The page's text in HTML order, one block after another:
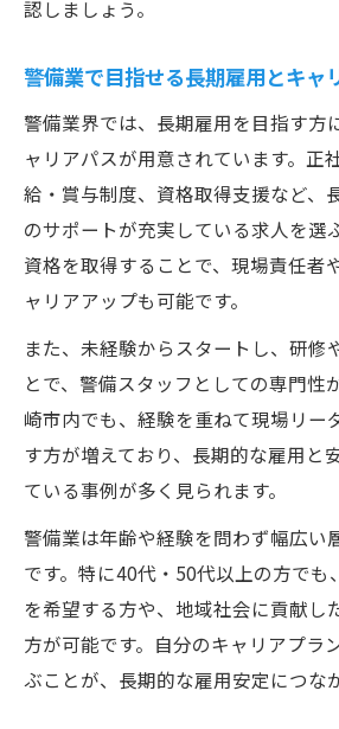
認しましょう。
警備業で目指せる長期雇用とキャ
警備業界では、長期雇用を目指す方
ャリアパスが用意されています。正
給・賞与制度、資格取得支援など、
のサポートが充実している求人を選
資格を取得することで、現場責任者
ャリアアップも可能です。
また、未経験からスタートし、研修
とで、警備スタッフとしての専門性
崎市内でも、経験を重ねて現場リー
す方が増えており、長期的な雇用と
ている事例が多く見られます。
警備業は年齢や経験を問わず幅広い
です。特に40代・50代以上の方でも
を希望する方や、地域社会に貢献し
方が可能です。自分のキャリアプラ
ぶことが、長期的な雇用安定につな